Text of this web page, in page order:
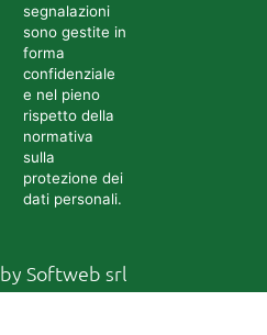
segnalazioni
sono gestite in
forma
confidenziale
e nel pieno
rispetto della
normativa
sulla
protezione dei
dati personali.
Softweb srl